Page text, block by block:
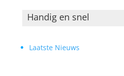
Handig en snel
Laatste Nieuws